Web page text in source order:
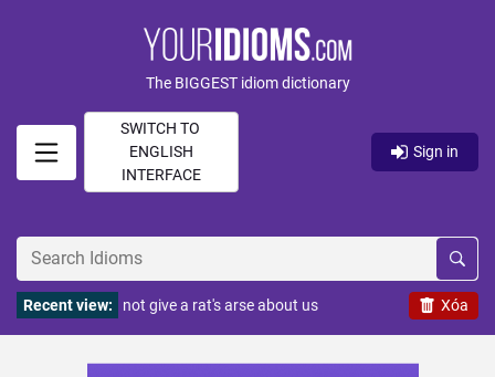
The BIGGEST idiom dictionary
SWITCH TO
ENGLISH
INTERFACE
Sign in
Xóa
Recent view: not give a rat's arse about us